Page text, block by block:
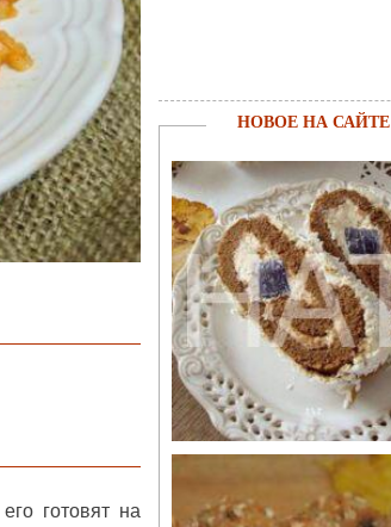
готовят на
НОВОЕ НА САЙТЕ